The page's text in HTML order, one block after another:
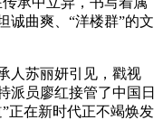
诚曲爽、“洋楼群”的文
苏丽妍引见，戳视
派员廖红接管了中国日
正在新时代正不竭焕发